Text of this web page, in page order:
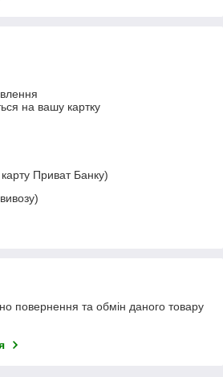
на вашу картку
Приват Банку)
повернення та обмін даного товару